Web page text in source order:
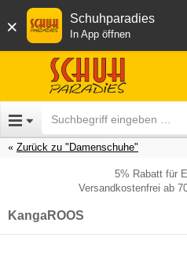
× Schuhparadies
In App öffnen
Zurück zu "Damenschuhe"
5% Rabatt für
Versandkostenfrei ab
KangaROOS